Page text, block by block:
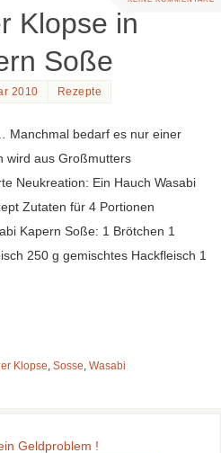
Klopse in
Soße
2010 Rezepte
Manchmal bedarf es nur einer
wird aus Großmutters
Neukreation: Ein Hauch Wasabi
Zutaten für 4 Portionen
Kapern Soße: 1 Brötchen 1
250 g gemischtes Hackfleisch 1
Klopse, Sosse, Wasabi
Geldproblem !